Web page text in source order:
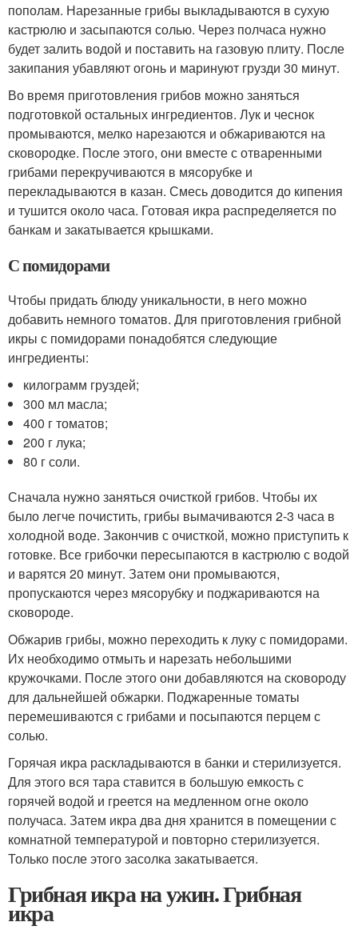
пополам. Нарезанные грибы выкладываются в сухую
кастрюлю и засыпаются солью. Через полчаса нужно
будет залить водой и поставить на газовую плиту. После
закипания убавляют огонь и маринуют грузди 30 минут.
Во время приготовления грибов можно заняться
подготовкой остальных ингредиентов. Лук и чеснок
промываются, мелко нарезаются и обжариваются на
сковородке. После этого, они вместе с отваренными
грибами перекручиваются в мясорубке и
перекладываются в казан. Смесь доводится до кипения
и тушится около часа. Готовая икра распределяется по
банкам и закатывается крышками.
С помидорами
Чтобы придать блюду уникальности, в него можно
добавить немного томатов. Для приготовления грибной
икры с помидорами понадобятся следующие
ингредиенты:
килограмм груздей;
300 мл масла;
400 г томатов;
200 г лука;
80 г соли.
Сначала нужно заняться очисткой грибов. Чтобы их
было легче почистить, грибы вымачиваются 2-3 часа в
холодной воде. Закончив с очисткой, можно приступить к
готовке. Все грибочки пересыпаются в кастрюлю с водой
и варятся 20 минут. Затем они промываются,
пропускаются через мясорубку и поджариваются на
сковороде.
Обжарив грибы, можно переходить к луку с помидорами.
Их необходимо отмыть и нарезать небольшими
кружочками. После этого они добавляются на сковороду
для дальнейшей обжарки. Поджаренные томаты
перемешиваются с грибами и посыпаются перцем с
солью.
Горячая икра раскладываются в банки и стерилизуется.
Для этого вся тара ставится в большую емкость с
горячей водой и греется на медленном огне около
получаса. Затем икра два дня хранится в помещении с
комнатной температурой и повторно стерилизуется.
Только после этого засолка закатывается.
Грибная икра на ужин. Грибная
икра